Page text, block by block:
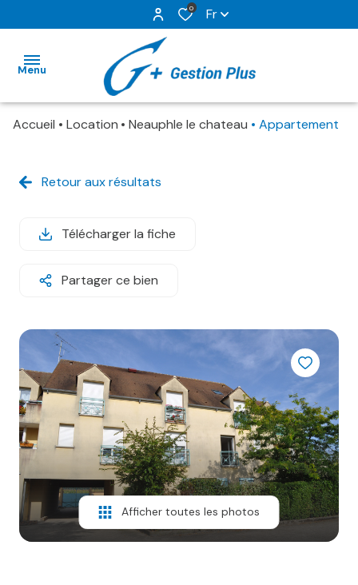
0 Fr
Menu
NOS
LOCATIVE
SERVICES
AVIS
CLIENTS
CONTACT
Accueil Location Neauphle le chateau Appartement
Retour aux résultats
Télécharger la fiche
Partager ce bien
Afficher toutes les photos